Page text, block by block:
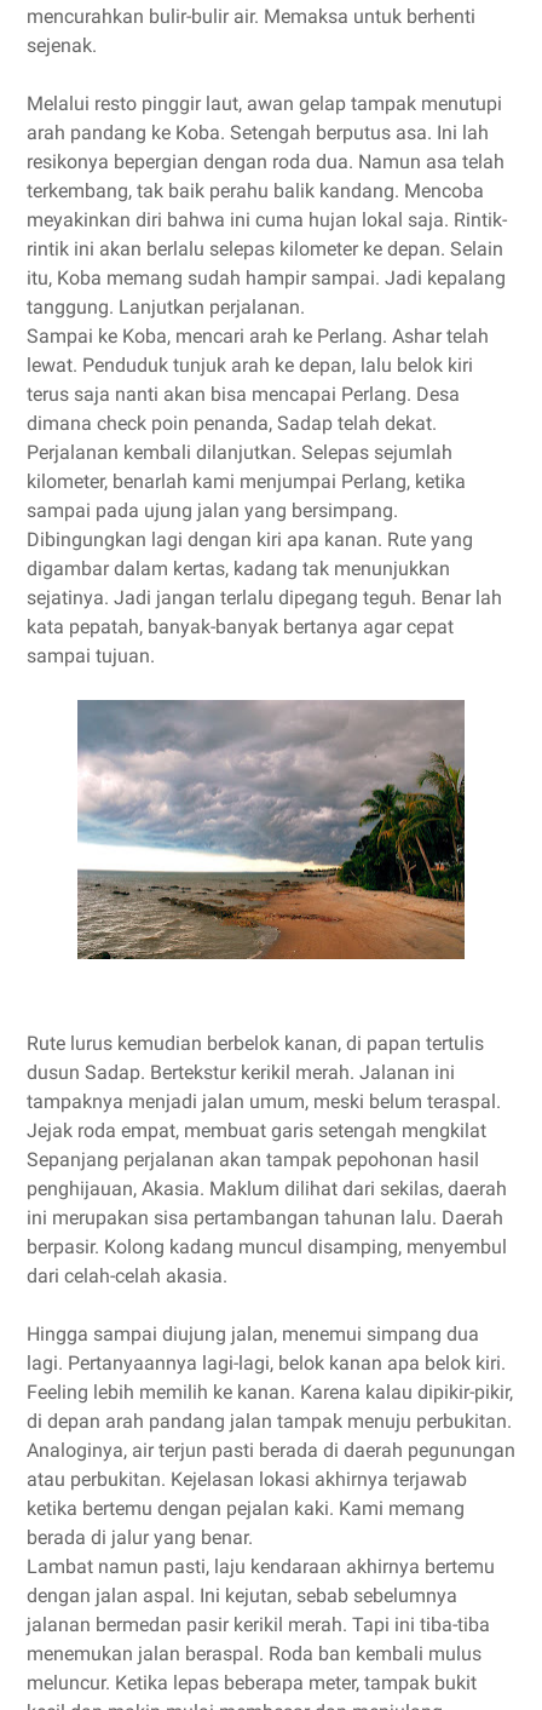
mencurahkan bulir-bulir air. Memaksa untuk berhenti
sejenak.
Melalui resto pinggir laut, awan gelap tampak menutupi
arah pandang ke Koba. Setengah berputus asa. Ini lah
resikonya bepergian dengan roda dua. Namun asa telah
terkembang, tak baik perahu balik kandang. Mencoba
meyakinkan diri bahwa ini cuma hujan lokal saja. Rintik-
rintik ini akan berlalu selepas kilometer ke depan. Selain
itu, Koba memang sudah hampir sampai. Jadi kepalang
tanggung. Lanjutkan perjalanan.
Sampai ke Koba, mencari arah ke Perlang. Ashar telah
lewat. Penduduk tunjuk arah ke depan, lalu belok kiri
terus saja nanti akan bisa mencapai Perlang. Desa
dimana check poin penanda, Sadap telah dekat.
Perjalanan kembali dilanjutkan. Selepas sejumlah
kilometer, benarlah kami menjumpai Perlang, ketika
sampai pada ujung jalan yang bersimpang.
Dibingungkan lagi dengan kiri apa kanan. Rute yang
digambar dalam kertas, kadang tak menunjukkan
sejatinya. Jadi jangan terlalu dipegang teguh. Benar lah
kata pepatah, banyak-banyak bertanya agar cepat
sampai tujuan.
Rute lurus kemudian berbelok kanan, di papan tertulis
dusun Sadap. Bertekstur kerikil merah. Jalanan ini
tampaknya menjadi jalan umum, meski belum teraspal.
Jejak roda empat, membuat garis setengah mengkilat
Sepanjang perjalanan akan tampak pepohonan hasil
penghijauan, Akasia. Maklum dilihat dari sekilas, daerah
ini merupakan sisa pertambangan tahunan lalu. Daerah
berpasir. Kolong kadang muncul disamping, menyembul
dari celah-celah akasia.
Hingga sampai diujung jalan, menemui simpang dua
lagi. Pertanyaannya lagi-lagi, belok kanan apa belok kiri.
Feeling lebih memilih ke kanan. Karena kalau dipikir-pikir,
di depan arah pandang jalan tampak menuju perbukitan.
Analoginya, air terjun pasti berada di daerah pegunungan
atau perbukitan. Kejelasan lokasi akhirnya terjawab
ketika bertemu dengan pejalan kaki. Kami memang
berada di jalur yang benar.
Lambat namun pasti, laju kendaraan akhirnya bertemu
dengan jalan aspal. Ini kejutan, sebab sebelumnya
jalanan bermedan pasir kerikil merah. Tapi ini tiba-tiba
menemukan jalan beraspal. Roda ban kembali mulus
meluncur. Ketika lepas beberapa meter, tampak bukit